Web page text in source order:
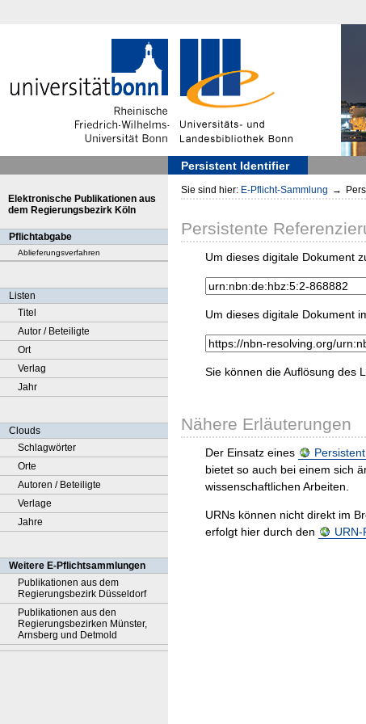
Persistent Identifier
Elektronische Publikationen aus
dem Regierungsbezirk Köln
Pflichtabgabe
Ablieferungsverfahren
Listen
Titel
Autor / Beteiligte
Ort
Verlag
Jahr
Clouds
Schlagwörter
Orte
Autoren / Beteiligte
Verlage
Jahre
Weitere E-Pflichtsammlungen
Publikationen aus dem
Regierungsbezirk Düsseldorf
Publikationen aus den
Regierungsbezirken Münster,
Arnsberg und Detmold
Sie sind hier: E-Pflicht-Sammlung →
Persistente
Um dieses digitale Dokument
Um dieses digitale Dokument
Sie können die Auflösung des
Nähere Erläuterungen
Der Einsatz eines
bietet so auch bei einem sich
wissenschaftlichen Arbeiten.
URNs können nicht direkt im
erfolgt hier durch den